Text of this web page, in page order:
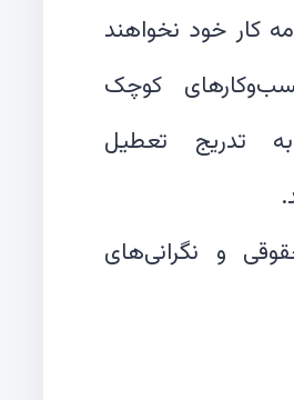
کار خود نخواهند
کوچک
تدریج تعطیل
و نگرانی‌های